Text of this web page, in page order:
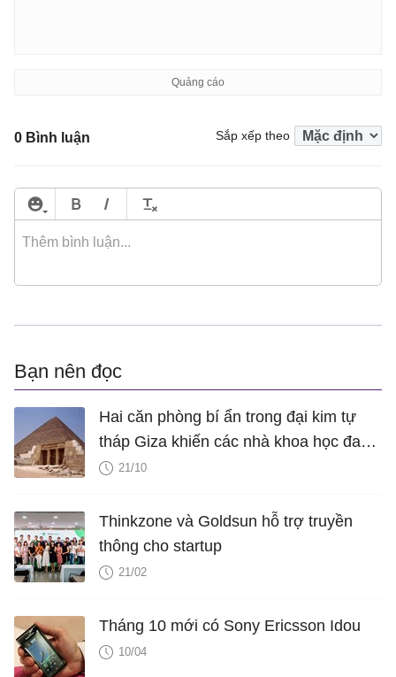
0 Bình luận Sắp xếp theo
Bạn nên đọc
Hai căn phòng bí ẩn trong đại kim tự
tháp Giza khiến các nhà khoa học đau
đầu21/10
Thinkzone và Goldsun hỗ trợ truyền
thông cho startup
21/02
Tháng 10 mới có Sony Ericsson Idou
10/04